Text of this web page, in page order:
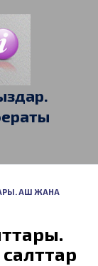
АШ ЖАНА
салттар